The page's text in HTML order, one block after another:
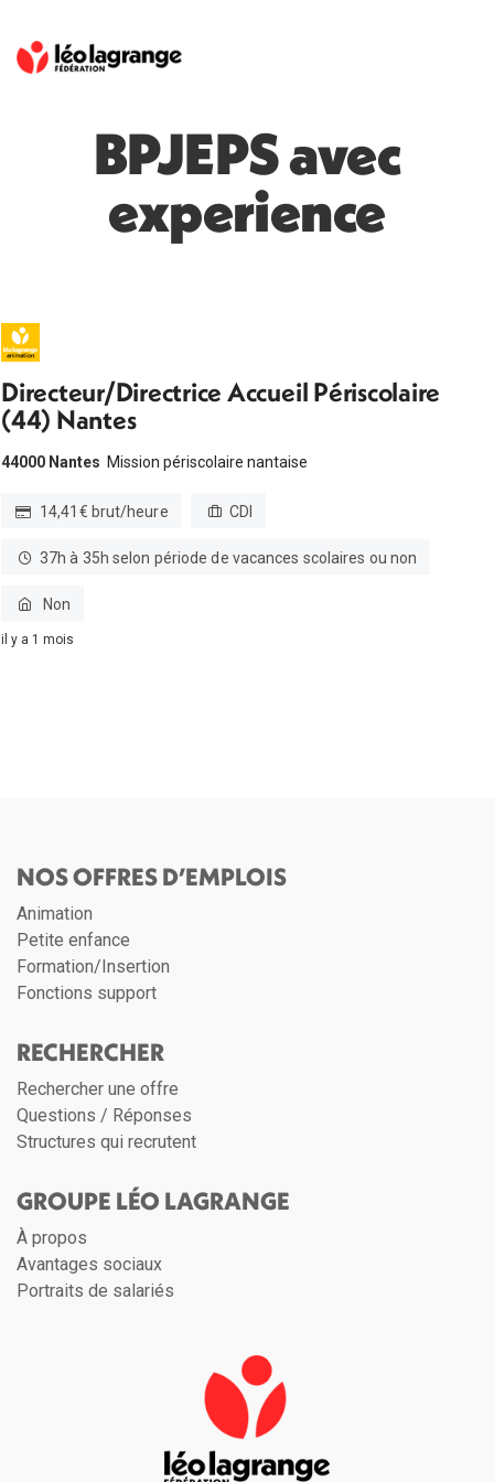
BPJEPS avec
experience
Directeur/Directrice Accueil Périscolaire
(44) Nantes
44000 Nantes Mission périscolaire nantaise
14,41€ brut/heure CDI
37h à 35h selon période de vacances scolaires ou non
Non
il y a 1 mois
NOS OFFRES D’EMPLOIS
Animation
Petite enfance
Formation/Insertion
Fonctions support
RECHERCHER
Rechercher une offre
Questions / Réponses
Structures qui recrutent
GROUPE LÉO LAGRANGE
À propos
Avantages sociaux
Portraits de salariés